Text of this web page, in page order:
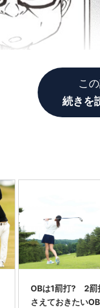
こ
続きを
OBは1罰打? 2
さえておきたい